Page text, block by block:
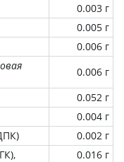
0.003 г
0.005 г
0.006 г
0.006 г
0.052 г
0.004 г
0.002 г
0.016 г